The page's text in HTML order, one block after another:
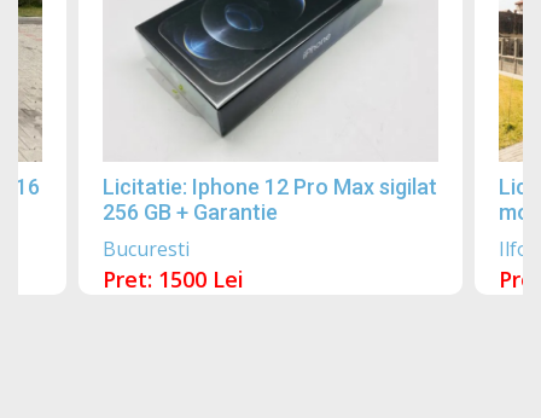
Licitatie: Iphone 12 Pro Max sigilat
256 GB + Garantie
Bucuresti
Pret: 1500 Lei
Ilfov